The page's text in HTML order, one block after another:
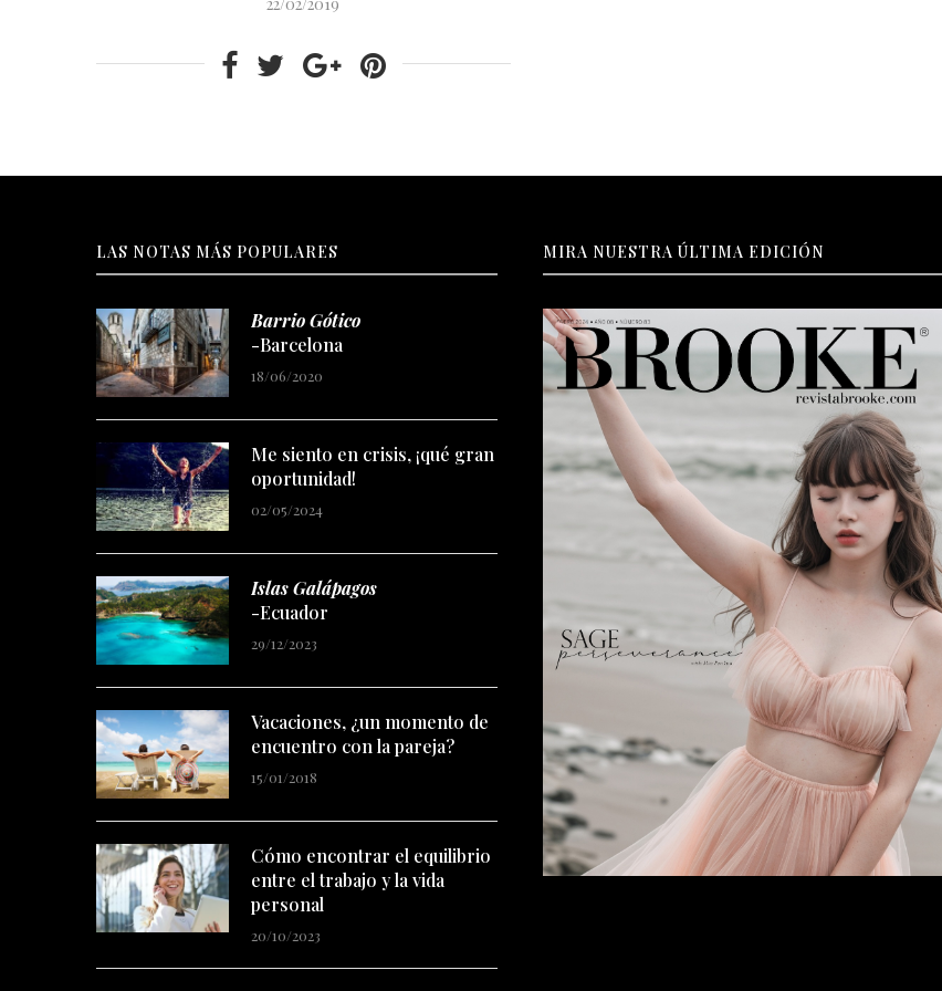
LAS NOTAS MÁS POPULARES
Barrio Gótico
-Barcelona
18/06/2020
Me siento en crisis, ¡qué gran
oportunidad!
02/05/2024
Islas Galápagos
-Ecuador
29/12/2023
Vacaciones, ¿un momento de
encuentro con la pareja?
15/01/2018
Cómo encontrar el equilibrio
entre el trabajo y la vida
personal
20/10/2023
MIRA NUESTRA ÚLTIMA EDICIÓN